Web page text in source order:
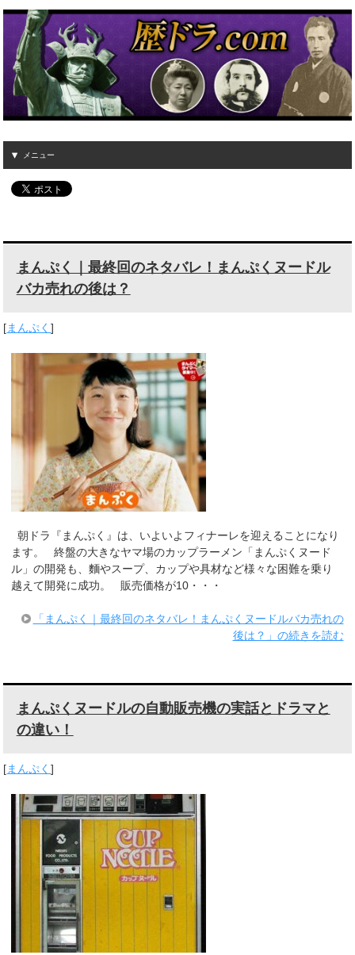
メニュー
まんぷく｜最終回のネタバレ！まんぷくヌードル
バカ売れの後は？
[まんぷく]
朝ドラ『まんぷく』は、いよいよフィナーレを迎えることになり
ます。 終盤の大きなヤマ場のカップラーメン「まんぷくヌード
ル」の開発も、麵やスープ、カップや具材など様々な困難を乗り
越えて開発に成功。 販売価格が10・・・
「まんぷく｜最終回のネタバレ！まんぷくヌードルバカ売れの
後は？」の続きを読む
まんぷくヌードルの自動販売機の実話とドラマと
の違い！
[まんぷく]